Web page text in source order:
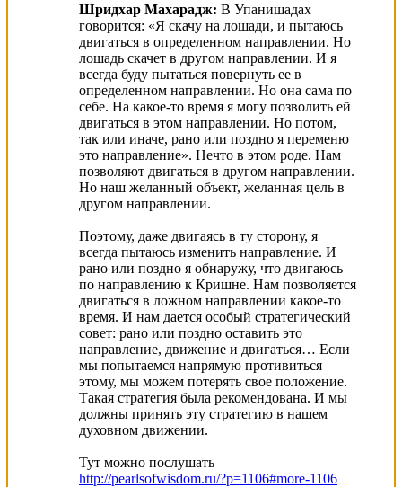
Шридхар Махарадж: В Упанишадах
говорится: «Я скачу на лошади, и пытаюсь
двигаться в определенном направлении. Но
лошадь скачет в другом направлении. И я
всегда буду пытаться повернуть ее в
определенном направлении. Но она сама по
себе. На какое-то время я могу позволить ей
двигаться в этом направлении. Но потом,
так или иначе, рано или поздно я переменю
это направление». Нечто в этом роде. Нам
позволяют двигаться в другом направлении.
Но наш желанный объект, желанная цель в
другом направлении.
Поэтому, даже двигаясь в ту сторону, я
всегда пытаюсь изменить направление. И
рано или поздно я обнаружу, что двигаюсь
по направлению к Кришне. Нам позволяется
двигаться в ложном направлении какое-то
время. И нам дается особый стратегический
совет: рано или поздно оставить это
направление, движение и двигаться… Если
мы попытаемся напрямую противиться
этому, мы можем потерять свое положение.
Такая стратегия была рекомендована. И мы
должны принять эту стратегию в нашем
духовном движении.
Тут можно послушать
http://pearlsofwisdom.ru/?p=1106#more-1106